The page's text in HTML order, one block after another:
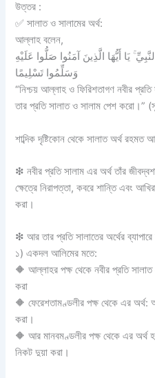
উত্তর :
✅ সালাত ও সালামের অর্থ:
আল্লাহ বলেন,
يَا أَيُّهَا الَّذِينَ آمَنُوا صَلُّوا عَلَيْهِ
وَسَلِّمُوا تَسْلِيمًا
“নিশ্চয় আল্লাহ ও ফিরিশতাগণ নবীর
তার প্রতি সালাত ও সালাম পেশ করো।”
শাব্দিক দৃষ্টিকোন থেকে সালাত অর্থ রহমত
❇ নবীর প্রতি সালাম এর অর্থ তাঁর
ক্ষেত্রে নিরাপত্তা, কবরে শান্তি এবং
করা।
❇ আর তার প্রতি সালাতের অর্থের
১) একদল আলিমের মতে:
🔶 আল্লাহর পক্ষ থেকে নবীর প্রতি
করা
🔶 ফেরেশতামণ্ডলীর পক্ষ থেকে এর অর্থ:
করা।
🔶 আর মানবমণ্ডলীর পক্ষ থেকে এর অর্থ
নিকট দুয়া করা।